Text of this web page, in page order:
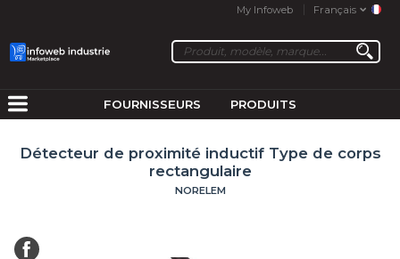
My Infoweb Français
FOURNISSEURS PRODUITS
Détecteur de proximité inductif Type de corps
rectangulaire
NORELEM